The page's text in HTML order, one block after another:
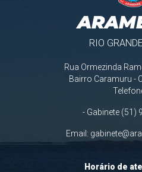
RIO
Rua Ormezinda
Bairro Caramuru -
- Gabinete (51)
Email:
Horário de